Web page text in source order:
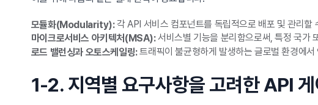
모듈화(Modularity):각 API 서비스 컴포넌트를 독립적으로 배포 및 관리할
마이크로서비스 아키텍처(MSA):서비스별 기능을 분리함으로써, 특정 국가
로드 밸런싱과 오토스케일링:트래픽이 불균형하게 발생하는 글로벌 환경에
1-2. 지역별 요구사항을 고려한 API